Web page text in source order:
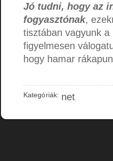
Jó tudni, hogy az
fogyasztónak,
tisztában vagyunk
figyelmesen
hogy hamar
Kategóriák: net